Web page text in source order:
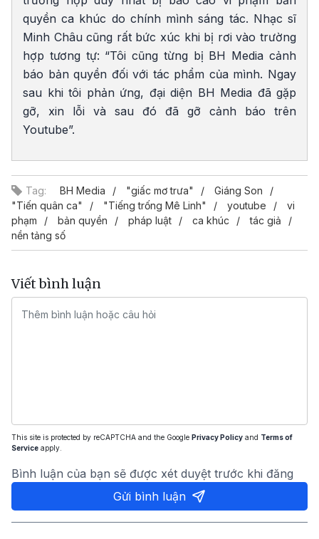
quyền ca khúc do chính mình sáng tác. Nhạc sĩ
Minh Châu cũng rất bức xúc khi bị rơi vào trường
hợp tương tự: “Tôi cũng từng bị BH Media cảnh
báo bản quyền đối với tác phẩm của mình. Ngay
sau khi tôi phản ứng, đại diện BH Media đã gặp
gỡ, xin lỗi và sau đó đã gỡ cảnh báo trên
Youtube”.
Tag: BH Media "giấc mơ trưa"
Giáng Son
"Tiến quân ca"
"Tiếng trống Mê Linh" youtube
vi
phạm
bản quyền pháp luật ca khúc
tác giả
nền tảng số
Viết bình luận
This site is protected by reCAPTCHA and the Google Privacy Policy and Terms of
Service apply.
Bình luận của bạn sẽ được xét duyệt trước khi đăng
Gửi bình luận